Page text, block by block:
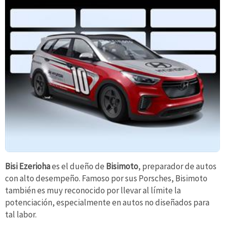
Bisi Ezeriohaes el dueño de Bisimoto, preparador de autos
con alto desempeño. Famoso por sus Porsches, Bisimoto
también es muy reconocido por llevar al límite la
potenciación, especialmente en autos no diseñados para
tal labor.